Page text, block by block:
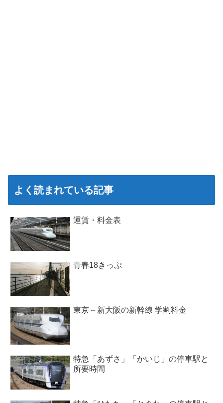
よく読まれている記事
運賃・料金表
青春18きっぷ
東京～新大阪の新幹線 学割料金
特急「あずさ」「かいじ」の停車駅と
所要時間